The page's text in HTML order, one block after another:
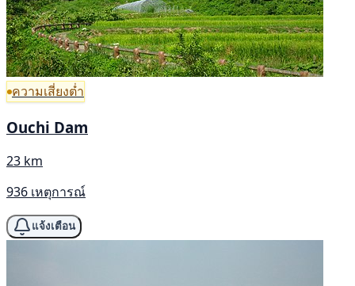
ความเสี่ยงต่ำ
Ouchi Dam
23 km
936 เหตุการณ์
แจ้งเตือน